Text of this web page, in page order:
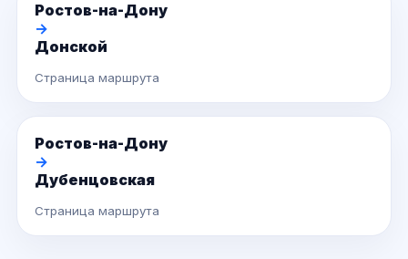
Ростов-на-Дону
→
Донской
Страница маршрута
Ростов-на-Дону
→
Дубенцовская
Страница маршрута